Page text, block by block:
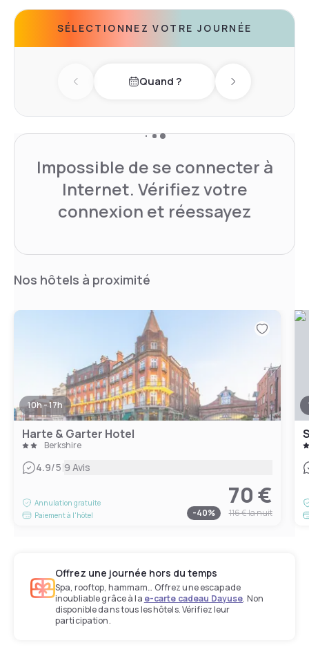
SÉLECTIONNEZ VOTRE JOURNÉE
Previous dayQuand ? Next day
Impossible de se connecter à
Internet. Vérifiez votre
connexion et réessayez
Nos hôtels à proximité
10h - 17h
Harte & Garter Hotel
Berkshire
4.9/5|9 Avis
Annulation gratuite
Paiement à l'hôtel
70 €
-40% 116 €la nuit
Offrez une journée hors du temps
Spa, rooftop, hammam… Offrez une escapade
inoubliable grâce à la e-carte cadeau Dayuse. Non
disponible dans tous les hôtels. Vérifiez leur
participation.